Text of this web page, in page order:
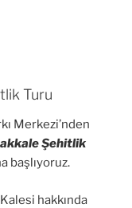
Turu
Merkezi’nden
Şehitlik
başlıyoruz.
hakkında